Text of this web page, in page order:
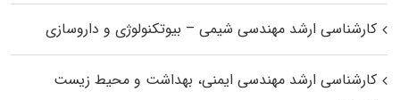
کارشناسی ارشد مهندسی شیمی – بیوتکنولوژی و داروسازی
کارشناسی ارشد مهندسی ایمنی، بهداشت و محیط زیست